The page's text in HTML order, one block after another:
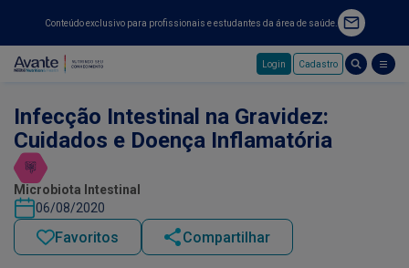
Conteúdo exclusivo para profissionais e estudantes da área de saúde.
Login Cadastro
Infecção Intestinal na Gravidez:
Cuidados e Doença Inflamatória
Microbiota Intestinal
06/08/2020
Favoritos Compartilhar